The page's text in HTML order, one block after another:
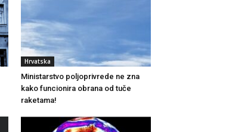
Hrvatska
Ministarstvo poljoprivrede ne zna
kako funcionira obrana od tuče
raketama!